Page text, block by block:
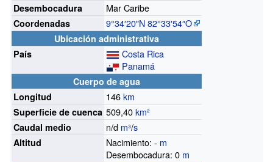
Desembocadura Mar Caribe
Coordenadas 9°34′20″N82°33′54″O
Ubicación administrativa
País
Costa Rica
Panamá
Cuerpo de agua
Longitud
146km
Superficie de cuenca 509,40km²
Caudal medio n/d m³/s
Altitud Nacimiento: - m
Desembocadura: 0 m